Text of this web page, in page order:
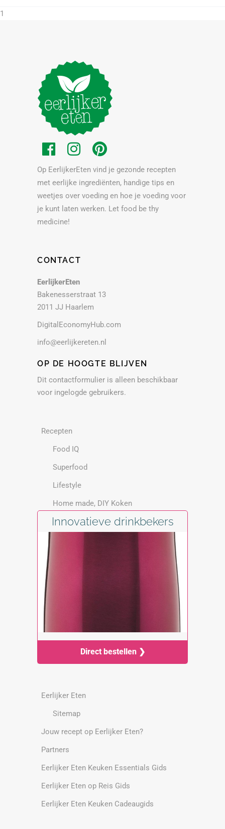
1
Op EerlijkerEten vind je gezonde recepten
met eerlijke ingrediënten, handige tips en
weetjes over voeding en hoe je voeding voor
je kunt laten werken. Let food be thy
medicine!
CONTACT
EerlijkerEten
Bakenesserstraat 13
2011 JJ Haarlem
DigitalEconomyHub.com
info@eerlijkereten.nl
OP DE HOOGTE BLIJVEN
Dit contactformulier is alleen beschikbaar
voor ingelogde gebruikers.
Recepten
Food IQ
Superfood
Lifestyle
Home made, DIY Koken
Innovatieve drinkbekers
Direct bestellen ❯
Eerlijker Eten
Sitemap
Jouw recept op Eerlijker Eten?
Partners
Eerlijker Eten Keuken Essentials Gids
Eerlijker Eten op Reis Gids
Eerlijker Eten Keuken Cadeaugids